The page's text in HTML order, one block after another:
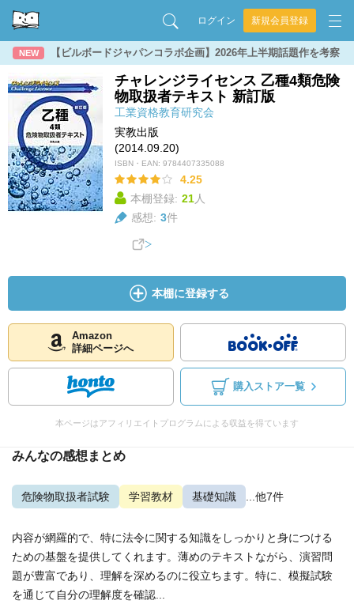
ログイン 新規会員登録
NEW 【ビルボードジャパンコラボ企画】2026年上半期話題作を考察
チャレンジライセンス 乙種4類危険
物取扱者テキスト 新訂版
工業資格教育研究会
実教出版
(2014.09.20)
ISBN・EAN: 9784407335088
4.25
本棚登録: 21人
感想: 3件
本棚に登録する
Amazon
詳細ページへ
購入ストア一覧
本ページはアフィリエイトプログラムによる収益を得ています
みんなの感想まとめ
危険物取扱者試験 学習教材 基礎知識 ...他7件
内容が網羅的で、特に法令に関する知識をしっかりと身につける
ための基盤を提供してくれます。薄めのテキストながら、演習問
題が豊富であり、理解を深めるのに役立ちます。特に、模擬試験
を通じて自分の理解度を確認...